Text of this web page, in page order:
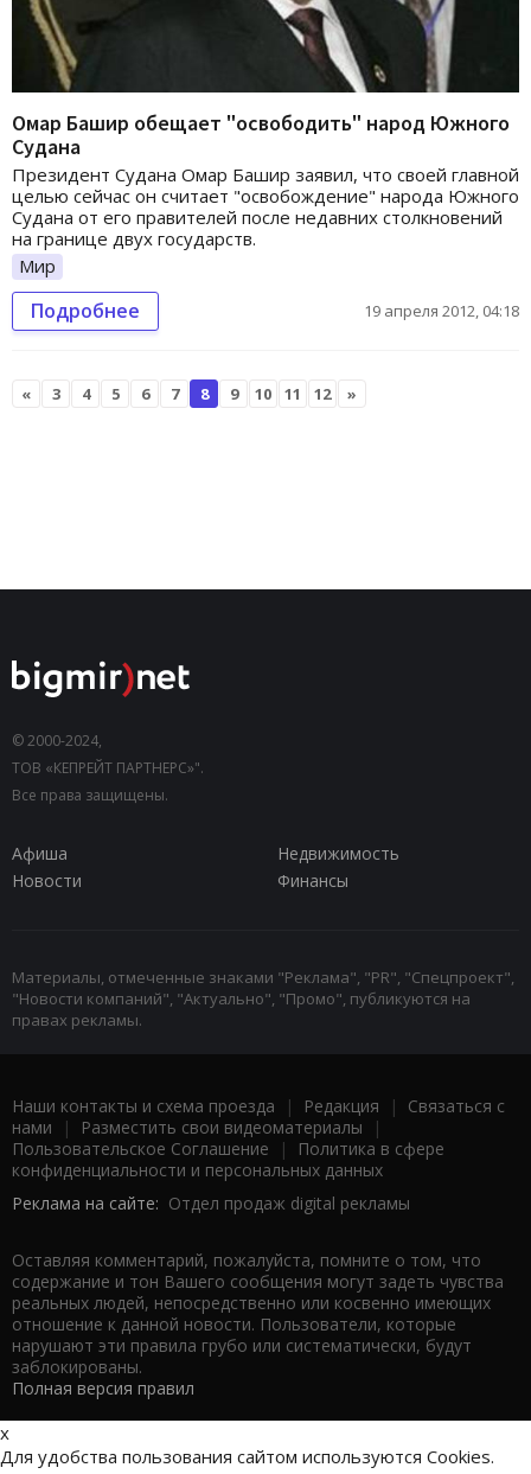
Омар Башир обещает "освободить" народ Южного
Судана
Президент Судана Омар Башир заявил, что своей главной
целью сейчас он считает "освобождение" народа Южного
Судана от его правителей после недавних столкновений
на границе двух государств.
Мир
Подробнее 19 апреля 2012, 04:18
« 3 4 5 6 7 8 9 10 11 12 »
© 2000-2024,
ТОВ «КЕПРЕЙТ ПАРТНЕРС»".
Все права защищены.
Афиша
Недвижимость
Новости
Финансы
Материалы, отмеченные знаками "Реклама", "PR", "Спецпроект",
"Новости компаний", "Актуально", "Промо", публикуются на
правах рекламы.
Наши контакты и схема проезда | Редакция | Связаться с
нами | Разместить свои видеоматериалы |
Пользовательское Соглашение |
Политика в сфере
конфиденциальности и персональных данных
Реклама на сайте: Отдел продаж digital рекламы
Оставляя комментарий, пожалуйста, помните о том, что
содержание и тон Вашего сообщения могут задеть чувства
реальных людей, непосредственно или косвенно имеющих
отношение к данной новости. Пользователи, которые
нарушают эти правила грубо или систематически, будут
заблокированы.
Полная версия правил
x
Для удобства пользования сайтом используются Cookies.